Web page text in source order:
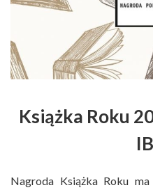
Książka Roku
Nagroda Książka Roku ma